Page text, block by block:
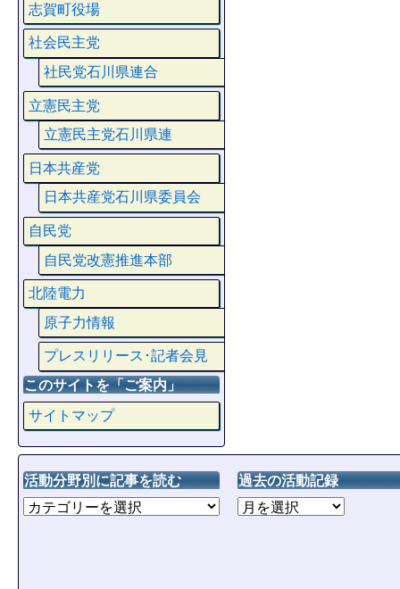
志賀町役場
社会民主党
社民党石川県連合
立憲民主党
立憲民主党石川県連
日本共産党
日本共産党石川県委員会
自民党
自民党改憲推進本部
北陸電力
原子力情報
プレスリリース･記者会見
このサイトを「ご案内」
サイトマップ
活動分野別に記事を読む 過去の活動記録